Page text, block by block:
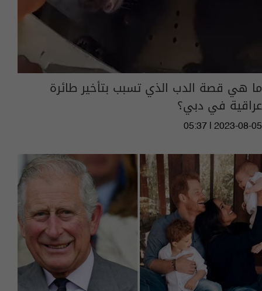
ما هي قصة الدب الذي تسبب بتأخير طائرة
عراقية في دبي؟
05:37 | 2023-08-05